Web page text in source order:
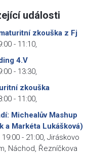
události
zkouška z Fj
- 11:10
4.V
- 13:30
zkouška
- 11:00
Michealův Mashup
a Markéta Lukášková)
19:00 - 21:00 Jiráskovo
Náchod, Řezníčkova